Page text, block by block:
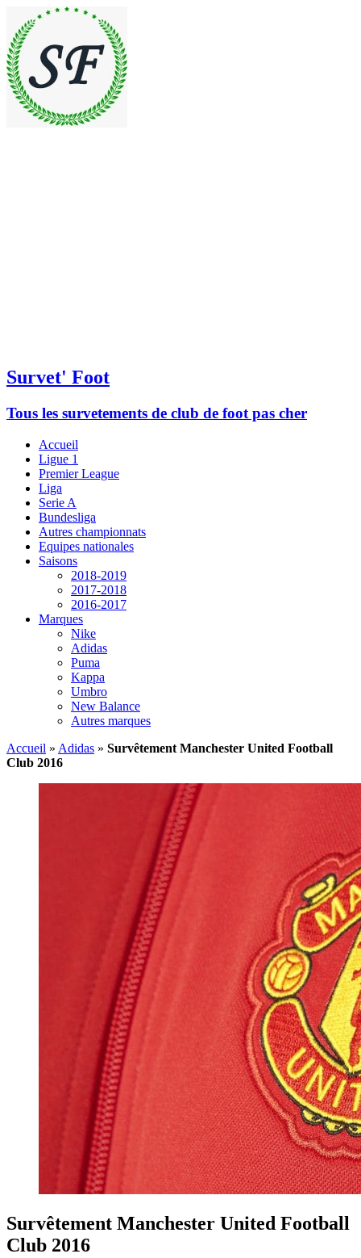
Survet' Foot
Tous les survetements de club de foot pas cher
Accueil
Ligue 1
Premier League
Liga
Serie A
Bundesliga
Autres championnats
Equipes nationales
Saisons
2018-2019
2017-2018
2016-2017
Marques
Nike
Adidas
Puma
Kappa
Umbro
New Balance
Autres marques
Accueil » Adidas » Survêtement Manchester United Football
Club 2016
Survêtement Manchester United Football
Club 2016